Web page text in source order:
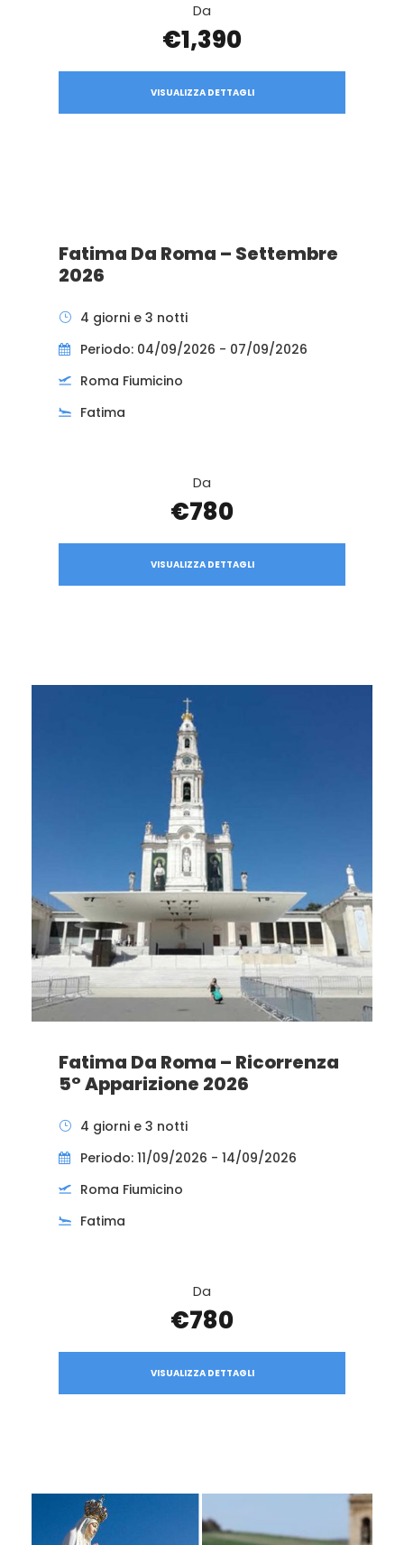
Da
€1,390
VISUALIZZA DETTAGLI
Fatima Da Roma – Settembre
2026
4 giorni e 3 notti
Periodo: 04/09/2026 - 07/09/2026
Roma Fiumicino
Fatima
Da
€780
VISUALIZZA DETTAGLI
Fatima Da Roma – Ricorrenza
5° Apparizione 2026
4 giorni e 3 notti
Periodo: 11/09/2026 - 14/09/2026
Roma Fiumicino
Fatima
Da
€780
VISUALIZZA DETTAGLI